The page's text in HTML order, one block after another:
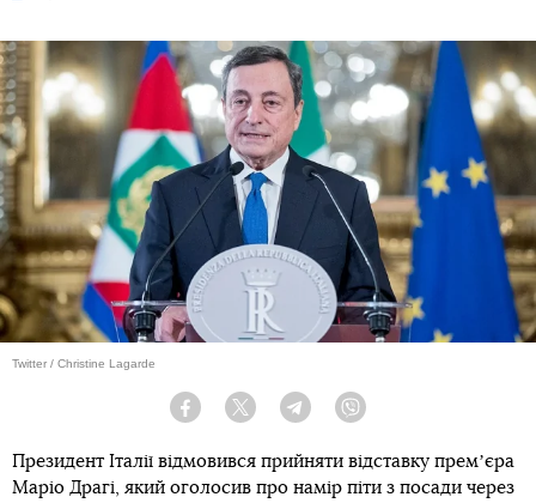
Twitter / Christine Lagarde
Facebook Twitter Telegram
Президент Італії відмовився прийняти відставку премʼєра
Маріо Драгі, який оголосив про намір піти з посади через